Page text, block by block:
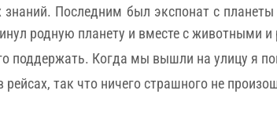
Последним был экспонат с
родную планету и вместе с животными и
поддержать. Когда мы вышли на улицу я
так что ничего страшного не